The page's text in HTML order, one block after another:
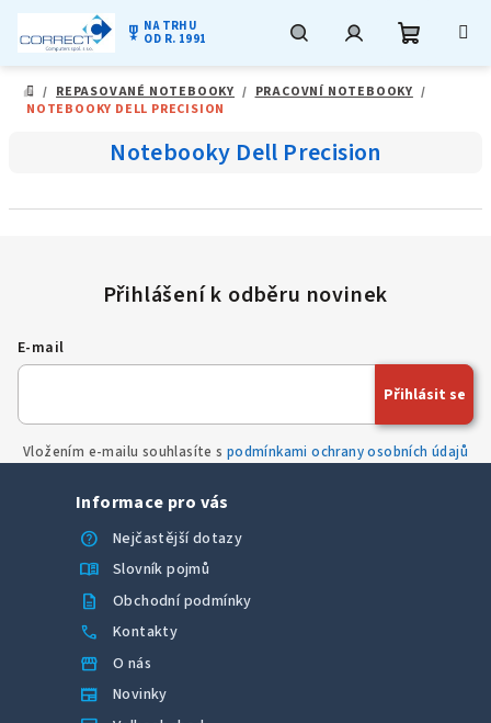
obsah
military_tech NA TRHU
OD R. 1991
DOMŮ
/ REPASOVANÉ NOTEBOOKY / PRACOVNÍ NOTEBOOKY /
NOTEBOOKY DELL PRECISION
Notebooky Dell Precision
E-mail
Vložením e-mailu souhlasíte s podmínkami ochrany osobních údajů
Přihlásit se
Informace pro vás
help
Nejčastější dotazy
menu_book Slovník pojmů
description Obchodní podmínky
call Kontakty
storefront O nás
newspaper Novinky